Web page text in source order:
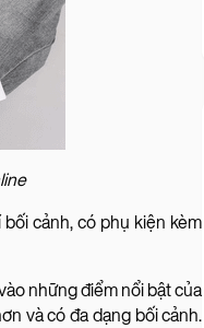
cảnh, có phụ kiện kèm
những điểm nổi bật của
và có đa dạng bối cảnh.